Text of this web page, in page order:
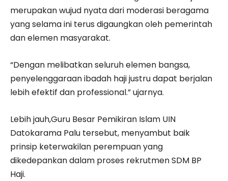
merupakan wujud nyata dari moderasi beragama
yang selama ini terus digaungkan oleh pemerintah
dan elemen masyarakat.
“Dengan melibatkan seluruh elemen bangsa,
penyelenggaraan ibadah haji justru dapat berjalan
lebih efektif dan professional.” ujarnya.
Lebih jauh,Guru Besar Pemikiran Islam UIN
Datokarama Palu tersebut, menyambut baik
prinsip keterwakilan perempuan yang
dikedepankan dalam proses rekrutmen SDM BP
Haji.